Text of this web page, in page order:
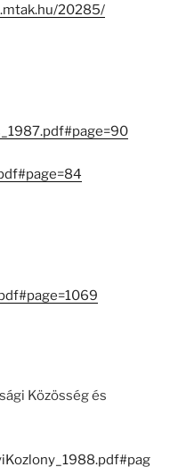
20285/
Közösség és